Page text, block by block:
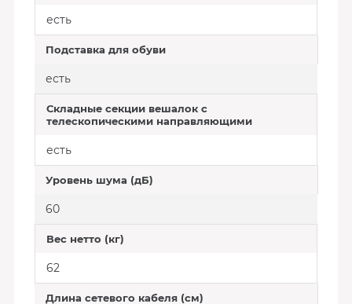
есть
Подставка для обуви
есть
Складные секции вешалок с
телескопическими направляющими
есть
Уровень шума (дБ)
60
Вес нетто (кг)
62
Длина сетевого кабеля (см)